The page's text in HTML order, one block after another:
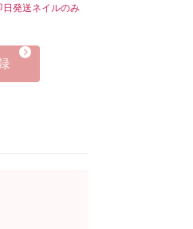
日発送ネイルのみ